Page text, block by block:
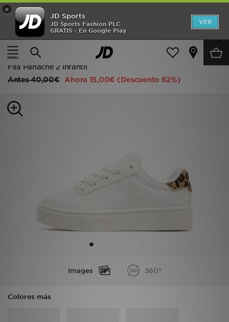
×
JD Sports
JD Sports Fashion PLC
GRATIS - En Google Play
VER
Página principal
Niños
Calzado bebé (tallas 16-27)
Fila Panache 2 Infantil
Antes40,00€ Ahora 15,00€ (Descuento 62%)
Images 360°
Colores más
Hombre
Mujer
Niños
Estilo
TARJETA REGALO